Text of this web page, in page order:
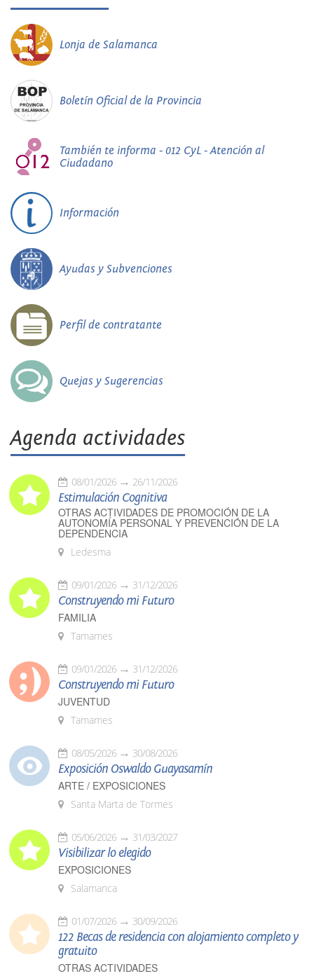
Lonja de Salamanca
Boletín Oficial de la Provincia
También te informa - 012 CyL - Atención al
Ciudadano
Información
Ayudas y Subvenciones
Perfil de contratante
Quejas y Sugerencias
Agenda actividades
08/01/2026 26/11/2026
Estimulación Cognitiva
OTRAS ACTIVIDADES DE PROMOCIÓN DE LA
AUTONOMÍA PERSONAL Y PREVENCIÓN DE LA
DEPENDENCIA
Ledesma
09/01/2026 31/12/2026
Construyendo mi Futuro
FAMILIA
Tamames
09/01/2026 31/12/2026
Construyendo mi Futuro
JUVENTUD
Tamames
08/05/2026 30/08/2026
Exposición Oswaldo Guayasamín
ARTE / EXPOSICIONES
Santa Marta de Tormes
05/06/2026 31/03/2027
Visibilizar lo elegido
EXPOSICIONES
Salamanca
01/07/2026 30/09/2026
122 Becas de residencia con alojamiento completo y
gratuito
OTRAS ACTIVIDADES